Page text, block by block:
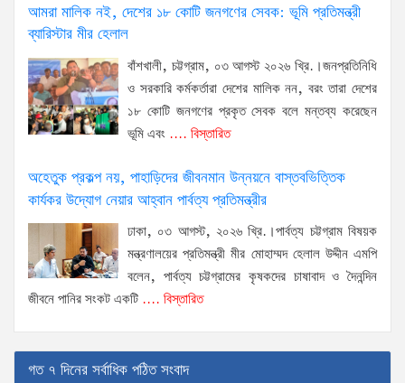
আমরা মালিক নই, দেশের ১৮ কোটি জনগণের সেবক: ভূমি প্রতিমন্ত্রী
ব্যারিস্টার মীর হেলাল
বাঁশখালী, চট্টগ্রাম, ০৩ আগস্ট ২০২৬ খ্রি.।জনপ্রতিনিধি
ও সরকারি কর্মকর্তারা দেশের মালিক নন, বরং তারা দেশের
১৮ কোটি জনগণের প্রকৃত সেবক বলে মন্তব্য করেছেন
ভূমি এবং .... বিস্তারিত
অহেতুক প্রকল্প নয়, পাহাড়িদের জীবনমান উন্নয়নে বাস্তবভিত্তিক
কার্যকর উদ্যোগ নেয়ার আহ্বান পার্বত্য প্রতিমন্ত্রীর
ঢাকা, ০৩ আগস্ট, ২০২৬ খ্রি.।পার্বত্য চট্টগ্রাম বিষয়ক
মন্ত্রণালয়ের প্রতিমন্ত্রী মীর মোহাম্মদ হেলাল উদ্দীন এমপি
বলেন, পার্বত্য চট্টগ্রামের কৃষকদের চাষাবাদ ও দৈনন্দিন
জীবনে পানির সংকট একটি .... বিস্তারিত
গত ৭ দিনের সর্বাধিক পঠিত সংবাদ